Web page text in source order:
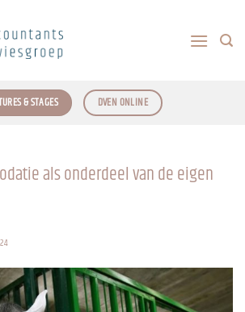
& STAGES DVEN ONLINE
als onderdeel van de eigen